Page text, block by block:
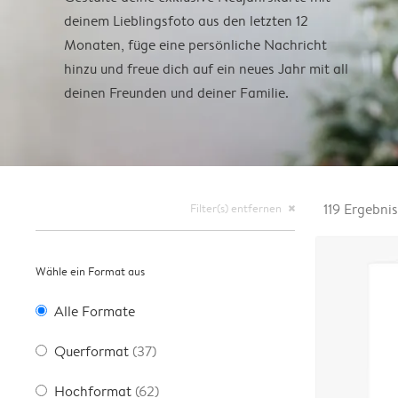
deinem Lieblingsfoto aus den letzten 12
Monaten, füge eine persönliche Nachricht
hinzu und freue dich auf ein neues Jahr mit all
deinen Freunden und deiner Familie.
Filter(s) entfernen close
Wähle ein Format aus
Alle Formate
Querformat (37)
Hochformat (62)
119